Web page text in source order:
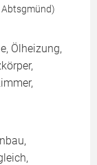
Ölheizung,